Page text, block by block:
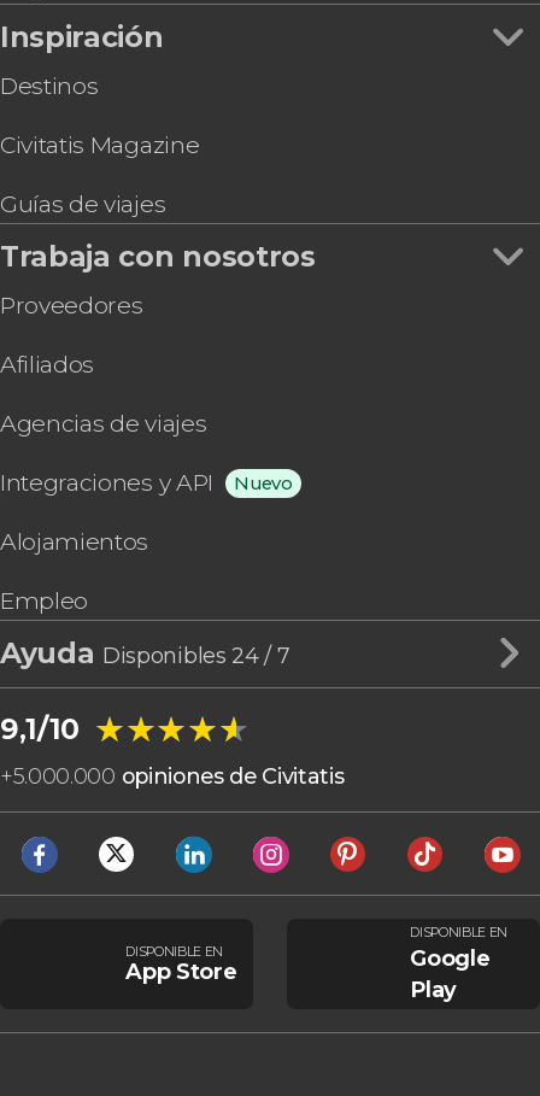
Inspiración
Destinos
Civitatis Magazine
Guías de viajes
Trabaja con nosotros
Proveedores
Afiliados
Agencias de viajes
Integraciones y API Nuevo
Alojamientos
Empleo
Ayuda Disponibles 24 / 7
9,1/10 ★★★★★
★★★★★
+5.000.000 opiniones de Civitatis
DISPONIBLE EN
App Store
DISPONIBLE EN
Google
Play